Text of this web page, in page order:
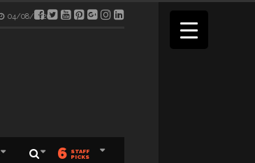
04/08/2026
6 STAFF
PICKS